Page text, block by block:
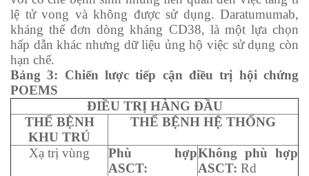
lệ tử vong và không được sử dụng. Daratumumab,
kháng thể đơn dòng kháng CD38, là một lựa chọn
hấp dẫn khác nhưng dữ liệu ủng hộ việc sử dụng còn
hạn chế.
Bảng 3: Chiến lược tiếp cận điều trị hội chứng
POEMS
ĐIỀU TRỊ HÀNG ĐẦU
THỂ BỆNH
KHU TRÚ
THỂ BỆNH HỆ THỐNG
Xạ trị vùng
Phù hợp
ASCT:
Không phù hợp
ASCT: Rd